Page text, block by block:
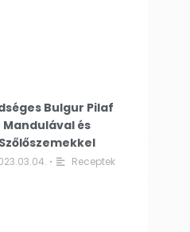
Bulgur Pilaf
Mandulával és
Szőlőszemekkel
• Receptek